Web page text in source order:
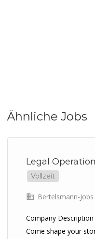
Ähnliche Jobs
Legal
Vollzeit
Bertelsmann-Jobs
Company
Come shape your